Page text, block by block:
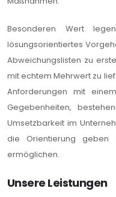
Besonderen Wert
lösungsorientiertes
Abweichungslisten zu
mit echtem Mehrwert zu
Anforderungen mit
Gegebenheiten,
Umsetzbarkeit im
die Orientierung geben
ermöglichen.
Unsere Leistungen